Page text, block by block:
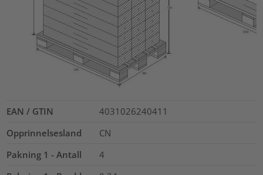
EAN / GTIN
4031026240411
Opprinnelsesland
CN
Pakning 1 - Antall
4